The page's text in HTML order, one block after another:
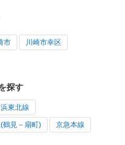
市 川崎市幸区
探す
浜東北線
鶴見－扇町) 京急本線